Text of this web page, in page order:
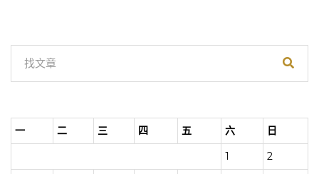
一 二 三 四 五 六
日
1
2